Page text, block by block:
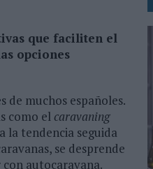
que faciliten el
opciones
de muchos españoles.
como el caravaning
la tendencia seguida
se desprende
autocaravana.